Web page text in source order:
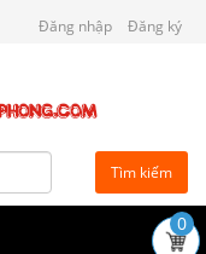
Đăng nhập Đăng ký
Tìm kiếm
0